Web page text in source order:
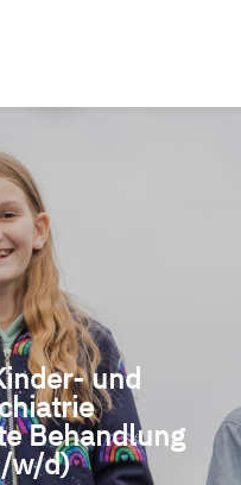
und
Behandlung
w/d)